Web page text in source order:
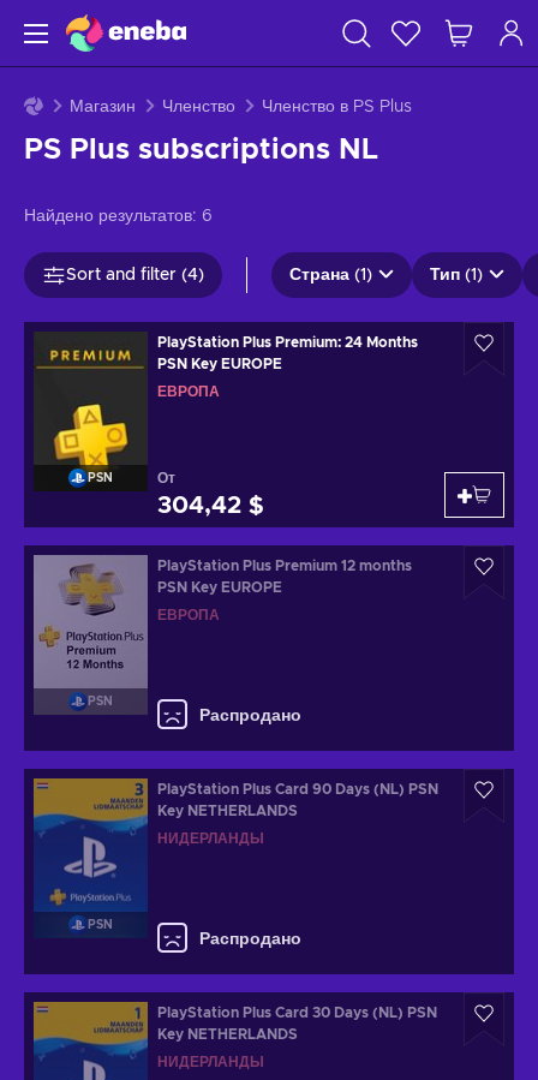
Магазин Членство Членство в PS Plus
PS Plus subscriptions NL
Найдено результатов: 6
Sort and filter (4) Страна (1) Тип (1)
PSN
PlayStation Plus Premium: 24 Months
PSN Key EUROPE
ЕВРОПА
От
304,42 $
PSN
PlayStation Plus Premium 12 months
PSN Key EUROPE
ЕВРОПА
Распродано
PSN
PlayStation Plus Card 90 Days (NL) PSN
Key NETHERLANDS
НИДЕРЛАНДЫ
Распродано
PlayStation Plus Card 30 Days (NL) PSN
Key NETHERLANDS
НИДЕРЛАНДЫ